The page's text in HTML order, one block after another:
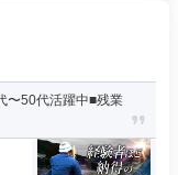
〜50代活躍中■残業